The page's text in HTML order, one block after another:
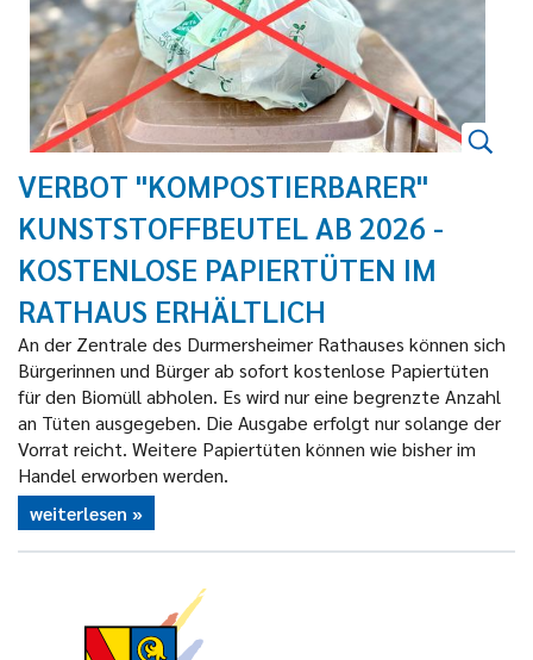
VERBOT "KOMPOSTIERBARER"
KUNSTSTOFFBEUTEL AB 2026 -
KOSTENLOSE PAPIERTÜTEN IM
RATHAUS ERHÄLTLICH
An der Zentrale des Durmersheimer Rathauses können sich
Bürgerinnen und Bürger ab sofort kostenlose Papiertüten
für den Biomüll abholen. Es wird nur eine begrenzte Anzahl
an Tüten ausgegeben. Die Ausgabe erfolgt nur solange der
Vorrat reicht. Weitere Papiertüten können wie bisher im
Handel erworben werden.
weiterlesen